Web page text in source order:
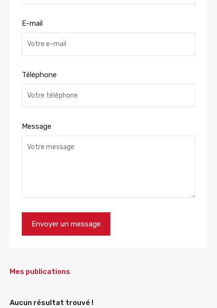
E-mail
Téléphone
Message
Mes publications
Aucun résultat trouvé !